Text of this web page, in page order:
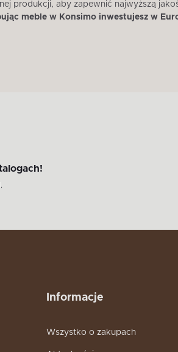
produkcji, aby zapewnić najwyższą
meble w Konsimo inwestujesz w
Informacje
Wszystko o zakupach